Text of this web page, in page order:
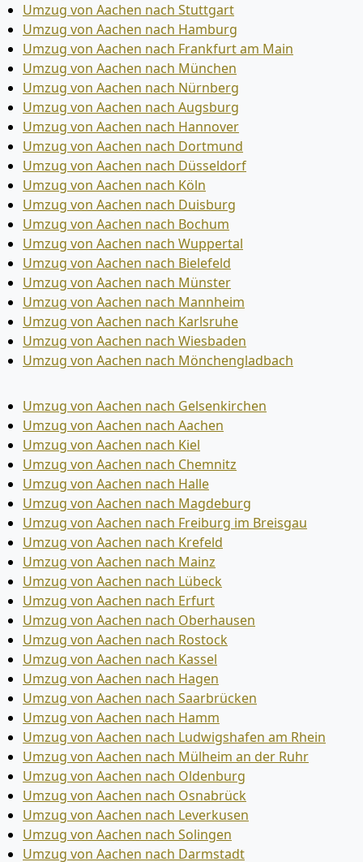
Umzug von Aachen nach Stuttgart
Umzug von Aachen nach Hamburg
Umzug von Aachen nach Frankfurt am Main
Umzug von Aachen nach München
Umzug von Aachen nach Nürnberg
Umzug von Aachen nach Augsburg
Umzug von Aachen nach Hannover
Umzug von Aachen nach Dortmund
Umzug von Aachen nach Düsseldorf
Umzug von Aachen nach Köln
Umzug von Aachen nach Duisburg
Umzug von Aachen nach Bochum
Umzug von Aachen nach Wuppertal
Umzug von Aachen nach Bielefeld
Umzug von Aachen nach Münster
Umzug von Aachen nach Mannheim
Umzug von Aachen nach Karlsruhe
Umzug von Aachen nach Wiesbaden
Umzug von Aachen nach Mönchen­gladbach
Umzug von Aachen nach Gelsenkirchen
Umzug von Aachen nach Aachen
Umzug von Aachen nach Kiel
Umzug von Aachen nach Chemnitz
Umzug von Aachen nach Halle
Umzug von Aachen nach Magdeburg
Umzug von Aachen nach Freiburg im Breisgau
Umzug von Aachen nach Krefeld
Umzug von Aachen nach Mainz
Umzug von Aachen nach Lübeck
Umzug von Aachen nach Erfurt
Umzug von Aachen nach Oberhausen
Umzug von Aachen nach Rostock
Umzug von Aachen nach Kassel
Umzug von Aachen nach Hagen
Umzug von Aachen nach Saarbrücken
Umzug von Aachen nach Hamm
Umzug von Aachen nach Ludwigshafen am Rhein
Umzug von Aachen nach Mülheim an der Ruhr
Umzug von Aachen nach Oldenburg
Umzug von Aachen nach Osnabrück
Umzug von Aachen nach Leverkusen
Umzug von Aachen nach Solingen
Umzug von Aachen nach Darmstadt